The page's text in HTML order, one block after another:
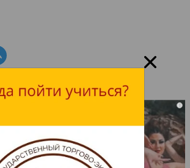
Выделите её и нажмите ctrl+enter
i